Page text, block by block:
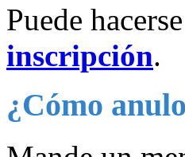
Puede
inscripción.
¿Cómo